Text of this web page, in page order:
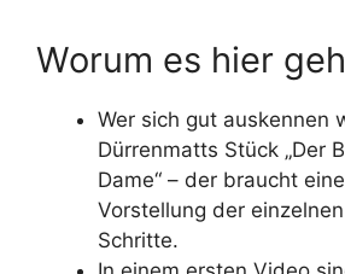
Worum es hier
Wer sich gut auskennen
Dürrenmatts Stück „Der
Dame“ – der braucht
Vorstellung der
Schritte.